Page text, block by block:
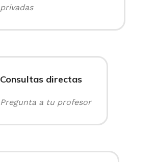
privadas
Consultas directas
Pregunta a tu profesor